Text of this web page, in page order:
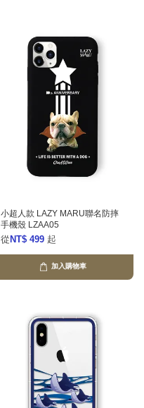
小超人款 LAZY MARU聯名防摔
手機殼 LZAA05
從 NT$ 499 起
加入購物車